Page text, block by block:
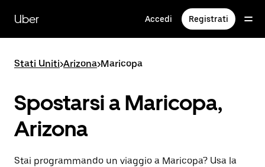
contenuto
principale
Uber Accedi Registrati
Stati Uniti>Arizona>Maricopa
Spostarsi a Maricopa,
Arizona
Stai programmando un viaggio a Maricopa? Usa la